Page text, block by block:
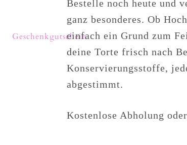
Bestelle noch heute und
ganz besonderes. Ob
einfach ein Grund zum
deine Torte frisch nach
Konservierungsstoffe,
abgestimmt.
Kostenlose Abholung oder